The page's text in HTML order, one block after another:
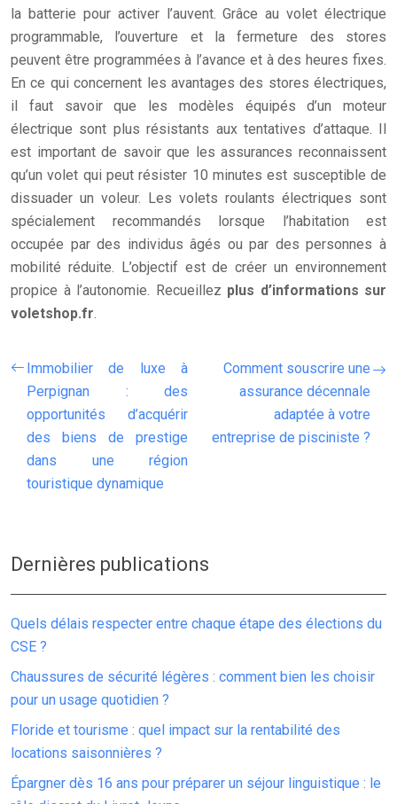
la batterie pour activer l’auvent. Grâce au volet électrique
programmable, l’ouverture et la fermeture des stores
peuvent être programmées à l’avance et à des heures fixes.
En ce qui concernent les avantages des stores électriques,
il faut savoir que les modèles équipés d’un moteur
électrique sont plus résistants aux tentatives d’attaque. Il
est important de savoir que les assurances reconnaissent
qu’un volet qui peut résister 10 minutes est susceptible de
dissuader un voleur. Les volets roulants électriques sont
spécialement recommandés lorsque l’habitation est
occupée par des individus âgés ou par des personnes à
mobilité réduite. L’objectif est de créer un environnement
propice à l’autonomie. Recueillez plus d’informations sur
voletshop.fr.
Immobilier de luxe à
Perpignan : des
opportunités d’acquérir
des biens de prestige
dans une région
touristique dynamique
Comment souscrire une
assurance décennale
adaptée à votre
entreprise de pisciniste ?
Dernières publications
Quels délais respecter entre chaque étape des élections du
CSE ?
Chaussures de sécurité légères : comment bien les choisir
pour un usage quotidien ?
Floride et tourisme : quel impact sur la rentabilité des
locations saisonnières ?
Épargner dès 16 ans pour préparer un séjour linguistique : le